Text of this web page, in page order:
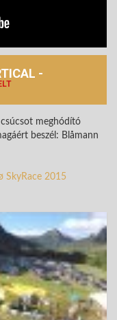
-
meghódító
beszél: Blåmann
SkyRace 2015